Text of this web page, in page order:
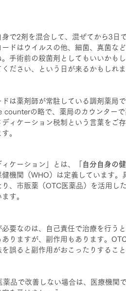
で2剤を混合して、混ぜてから3日
ードはウイルスの他、細菌、真菌な
。手術前の殺菌剤としてもいいかも
ださい、という日が来るかもしれま
ドは薬剤師が常駐している調剤薬局
counterの略で、薬局のカウンター
ディケーション税制という言葉をご
。
ィケーション」とは、「 自分自身の
健機関（WHO）は定義しています
、市販薬（OTC医薬品）を活用し
す。
必要なのは、自己責任で治療を行うと
ありますが、副作用もあります。
を誤ると副作用がおこったりするこ
薬品で改善しない場合は、医療機関